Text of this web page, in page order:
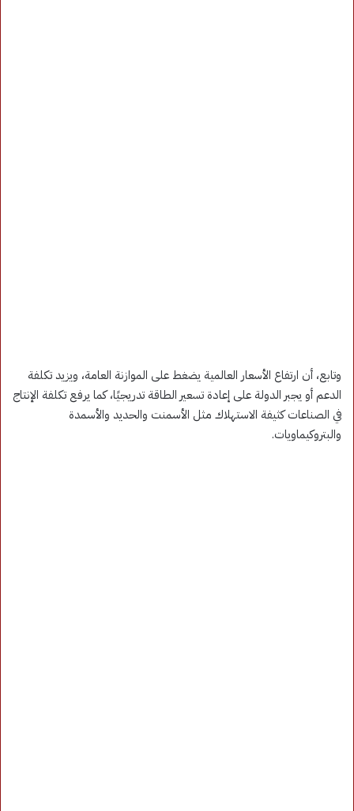
وتابع، أن ارتفاع الأسعار العالمية يضغط على الموازنة العامة، ويزيد تكلفة
الدعم أو يجبر الدولة على إعادة تسعير الطاقة تدريجيًا، كما يرفع تكلفة الإنتاج
في الصناعات كثيفة الاستهلاك مثل الأسمنت والحديد والأسمدة
والبتروكيماويات.